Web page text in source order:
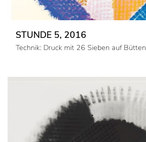
STUNDE 5, 2016
Technik: Druck mit 26 Sieben auf Bütten